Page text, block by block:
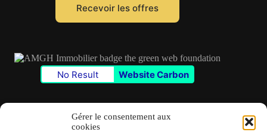
Gérer le consentement aux
cookies
l
Recevoir les offres
No Result Website Carbon